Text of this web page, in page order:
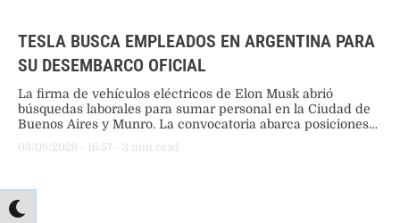
TESLA BUSCA EMPLEADOS EN ARGENTINA PARA
SU DESEMBARCO OFICIAL
La firma de vehículos eléctricos de Elon Musk abrió
búsquedas laborales para sumar personal en la Ciudad de
Buenos Aires y Munro. La convocatoria abarca posiciones
acompañar su llegada al país.
03/08/2026 - 16:57 - 3 min read